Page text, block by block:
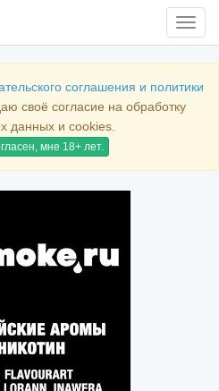
соглашения и политики
своё согласие на обработку
данных и cookies.
мне 18+ лет.